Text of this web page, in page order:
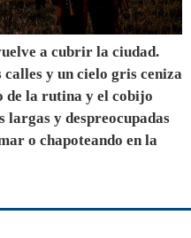
a cubrir la ciudad.
y un cielo gris ceniza
de la rutina y el cobijo
largas y despreocupadas
o chapoteando en la